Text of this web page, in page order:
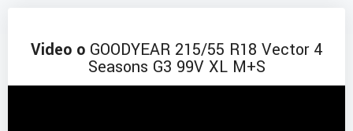
Video o GOODYEAR 215/55 R18 Vector 4
Seasons G3 99V XL M+S